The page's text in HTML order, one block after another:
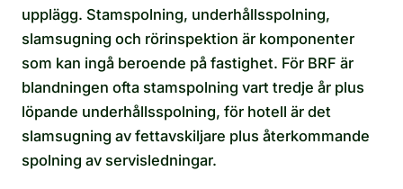
upplägg. Stamspolning, underhållsspolning,
slamsugning och rörinspektion är komponenter
som kan ingå beroende på fastighet. För BRF är
blandningen ofta stamspolning vart tredje år plus
löpande underhållsspolning, för hotell är det
slamsugning av fettavskiljare plus återkommande
spolning av servisledningar.